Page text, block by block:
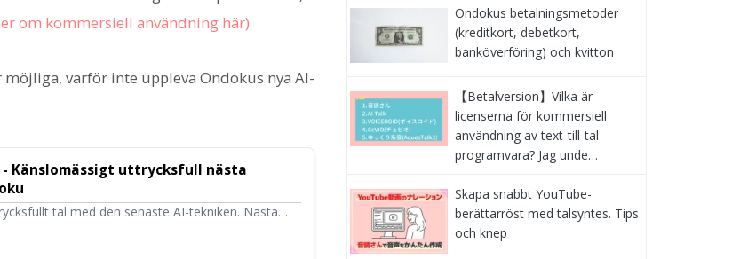
om kommersiell användning här)
varför inte uppleva Ondokus nya AI-
- Känslomässigt uttrycksfull nästa
tal med den senaste AI-tekniken. Nästa
Ondokus betalningsmetoder
(kreditkort, debetkort,
banköverföring) och kvitton
【Betalversion】Vilka är
licenserna för kommersiell
användning av text-till-tal-
programvara? Jag unde…
Skapa snabbt YouTube-
berättarröst med talsyntes. Tips
och knep